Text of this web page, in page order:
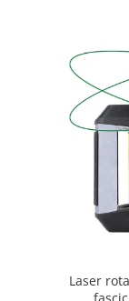
Laser